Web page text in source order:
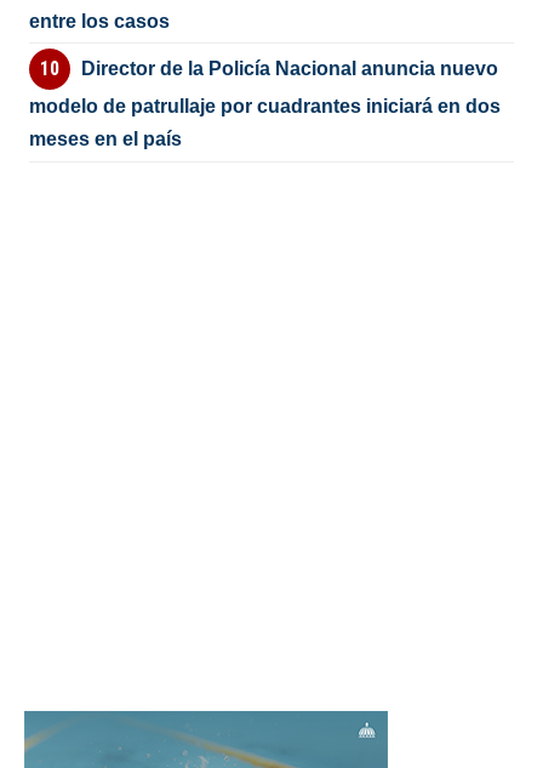
entre los casos
Director de la Policía Nacional anuncia nuevo
modelo de patrullaje por cuadrantes iniciará en dos
meses en el país